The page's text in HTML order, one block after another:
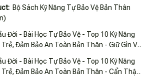
Bộ Sách Kỹ Năng Tự Bảo Vệ Bản Thân
Đời - Bài Học Tự Bảo Vệ - Top 10 Kỹ Năng
Đảm Bảo An Toàn Bản Thân - Giữ Gìn Vệ
Đời - Bài Học Tự Bảo Vệ - Top 10 Kỹ Năng
Trẻ, Đảm Bảo An Toàn Bản Thân - Cẩn Thận